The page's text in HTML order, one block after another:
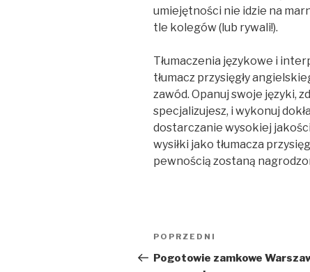
umiejętności nie idzie na
tle kolegów (lub rywali!).
Tłumaczenia językowe i
tłumacz przysięgły
zawód. Opanuj swoje języki,
specjalizujesz, i wykonuj
dostarczanie wysokiej
wysiłki jako tłumacza
pewnością zostaną
Nawigacja
wpisu
Poprzedni
wpis
POPRZEDNI
Pogotowie zamkowe